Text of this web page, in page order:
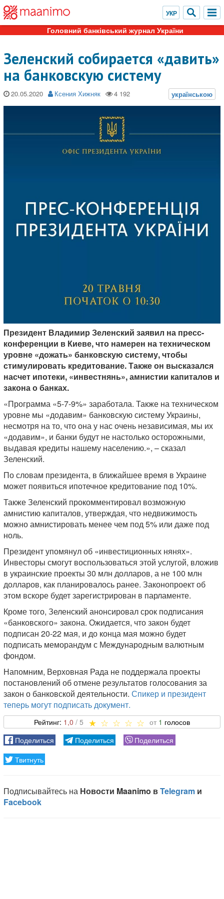
Головний банківський журнал України
Зеленский собирается «давить»
на банковскую систему
20.05.2020 Ксения Хижняк
Президент Владимир Зеленский заявил на пресс-
конференции в Киеве, что намерен на техническом
уровне «дожать» банковскую систему, чтобы
стимулировать кредитование. Также он высказался
насчет ипотеки, «инвестнянь», амнистии капиталов и
закона о банках.
«Программа «5-7-9%» заработала. Также на техническом
уровне мы «додавим» банковскую систему Украины,
несмотря на то, что она у нас очень независимая, мы их
«додавим», и банки будут не настолько осторожными,
выдавая кредиты нашему населению.», – сказал
Зеленский.
По словам президента, в ближайшее время в Украине
может появиться ипотечное кредитование под 10%.
Также Зеленский прокомментировал возможную
амнистию капиталов, утверждая, что недвижимость
можно амнистировать менее чем под 5% или даже под
ноль.
Президент упомянул об «инвестиционных нянях».
Инвесторы смогут воспользоваться этой услугой, вложив
в украинские проекты 30 млн долларов, а не 100 млн
долларов, как планировалось ранее. Законопроект об
этом вскоре будет зарегистрирован в парламенте.
Кроме того, Зеленский анонсировал срок подписания
«банковского» закона. Ожидается, что закон будет
подписан 20-22 мая, и до конца мая можно будет
подписать меморандум с Международным валютным
фондом.
Напомним, Верховная Рада не поддержала проекты
постановлений об отмене результатов голосования за
закон о банковской деятельности. Спикер и президент
теперь могут подписать документ.
1,0 1